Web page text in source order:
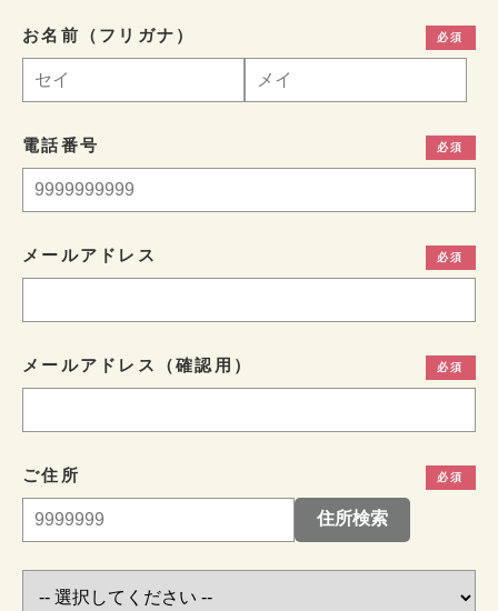
お名前（フリガナ）
電話番号
メールアドレス
メールアドレス（確認用）
ご住所